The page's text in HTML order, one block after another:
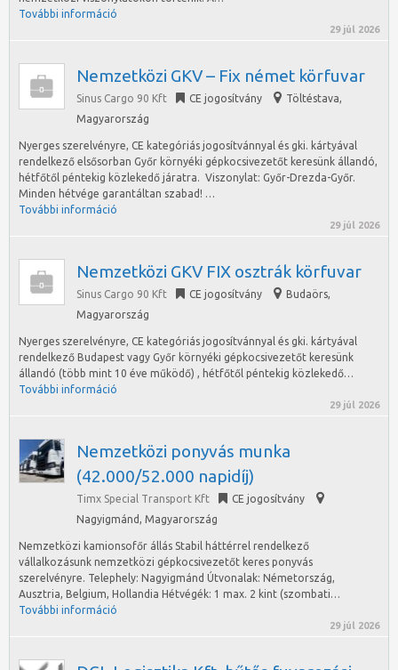
További információ
29 júl 2026
Nemzetközi GKV – Fix német körfuvar
Sinus Cargo 90 Kft CE jogosítvány Töltéstava,
Magyarország
Nyerges szerelvényre, CE kategóriás jogosítvánnyal és gki. kártyával
rendelkező elsősorban Győr környéki gépkocsivezetőt keresünk állandó,
hétfőtől péntekig közlekedő járatra. Viszonylat: Győr-Drezda-Győr.
Minden hétvége garantáltan szabad! …
További információ
29 júl 2026
Nemzetközi GKV FIX osztrák körfuvar
Sinus Cargo 90 Kft CE jogosítvány Budaörs,
Magyarország
Nyerges szerelvényre, CE kategóriás jogosítvánnyal és gki. kártyával
rendelkező Budapest vagy Győr környéki gépkocsivezetőt keresünk
állandó (több mint 10 éve működő) , hétfőtől péntekig közlekedő…
További információ
29 júl 2026
Nemzetközi ponyvás munka
(42.000/52.000 napidíj)
Timx Special Transport Kft
CE jogosítvány
Nagyigmánd, Magyarország
Nemzetközi kamionsofőr állás Stabil háttérrel rendelkező
vállalkozásunk nemzetközi gépkocsivezetőt keres ponyvás
szerelvényre. Telephely: Nagyigmánd Útvonalak: Németország,
Ausztria, Belgium, Hollandia Hétvégék: 1 max. 2 kint (szombati…
További információ
29 júl 2026